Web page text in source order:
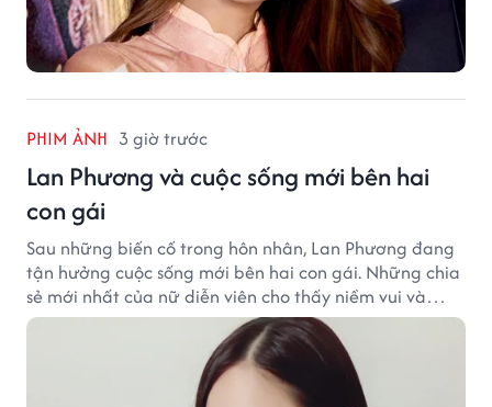
PHIM ẢNH 3 giờ trước
Lan Phương và cuộc sống mới bên hai
con gái
Sau những biến cố trong hôn nhân, Lan Phương đang
tận hưởng cuộc sống mới bên hai con gái. Những chia
sẻ mới nhất của nữ diễn viên cho thấy niềm vui và
hạnh phúc hiện tại đến từ những điều bình dị mỗi